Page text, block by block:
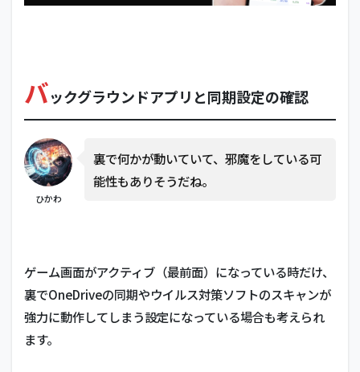
バックグラウンドアプリと同期設定の確認
ひかわ
裏で何かが動いていて、邪魔をしている可
能性もありそうだね。
ゲーム画面がアクティブ（最前面）になっている時だけ、
裏でOneDriveの同期やウイルス対策ソフトのスキャンが
強力に動作してしまう設定になっている場合も考えられ
ます。